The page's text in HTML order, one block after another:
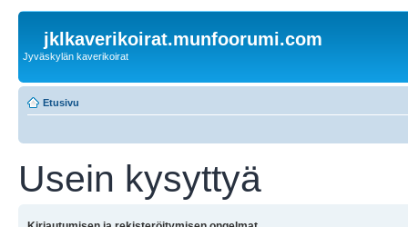
jklkaverikoirat.munfoorumi.com
Jyväskylän kaverikoirat
Etusivu
Usein kysyttyä